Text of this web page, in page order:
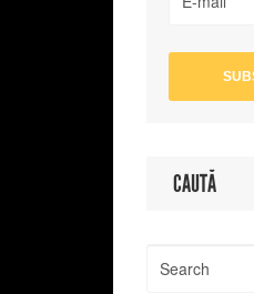
CAUTĂ